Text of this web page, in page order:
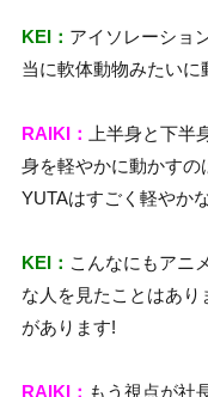
KEI： アイソレーショ
当に軟体動物みたいに
RAIKI：
上半身と下半
身を軽やかに動かすの
YUTAはすごく軽やか
KEI： こんなにもアニ
な人を見たことはあ
があります!
RAIKI： もう視点が社